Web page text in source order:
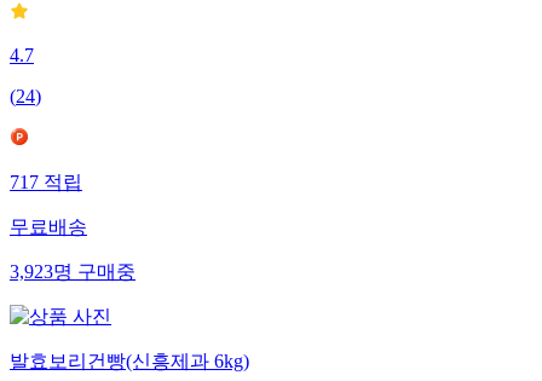
4.7
(24)
717적립
무료배송
3,923명구매중
발효보리건빵(신흥제과 6kg)